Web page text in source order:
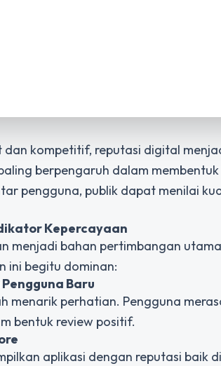
dan kompetitif, reputasi digital
berpengaruh dalam
pengguna, publik dapat menilai
Kepercayaan
menjadi bahan pertimbangan
ini begitu dominan:
Baru
menarik perhatian. Pengguna
bentuk review positif.
aplikasi dengan reputasi baik